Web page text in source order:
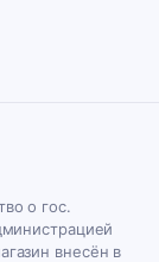
о гос.
внесён в